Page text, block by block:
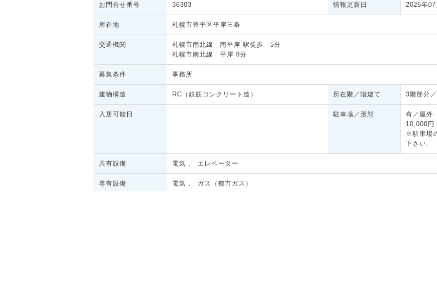
お問合せ番号 36303 情報更新日 2025年07
所在地 札幌市豊平区平岸三条
交通機関
札幌市南北線 南平岸 駅徒歩 5分
札幌市南北線 平岸 8分
募集条件 事務所
建物構造 RC（鉄筋コンクリート造） 所在階／階建て 3階部分
入居可能日 駐車場／形態
有／屋外
10,000円
※駐車場
下さい。
共有設備 電気 、 エレベーター
専有設備 電気 、 ガス（都市ガス）